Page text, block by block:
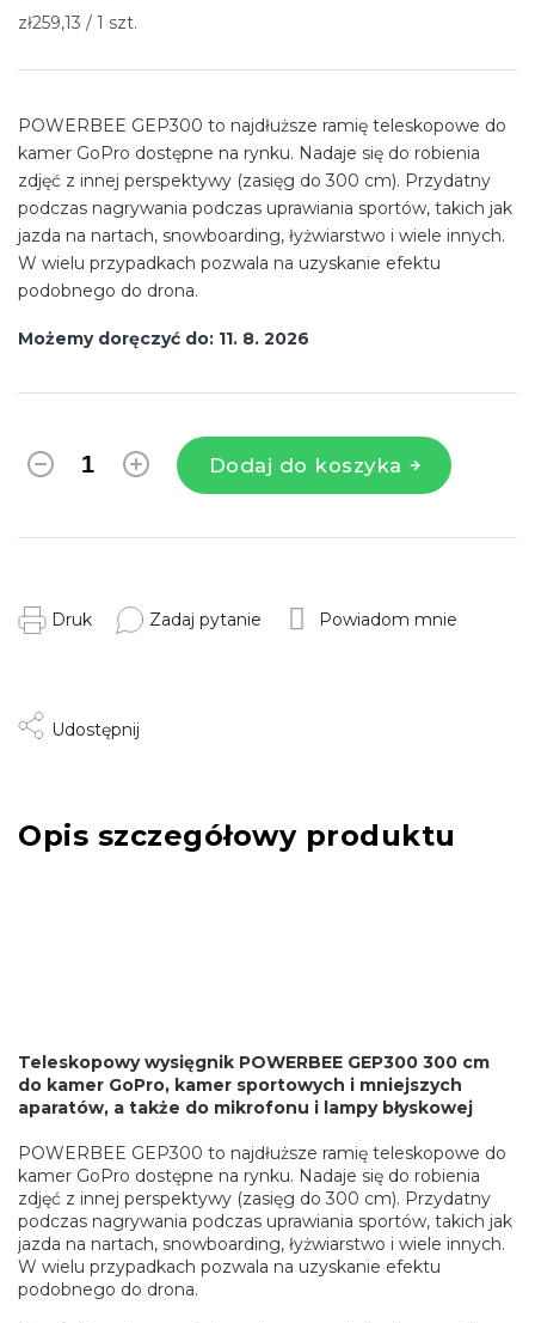
Cena
zł259,13 / 1 szt.
Możemy doręczyć do: 11. 8. 2026
Dodaj do koszyka
POWERBEE GEP300 to najdłuższe ramię teleskopowe do
kamer GoPro dostępne na rynku. Nadaje się do robienia
zdjęć z innej perspektywy (zasięg do 300 cm). Przydatny
podczas nagrywania podczas uprawiania sportów, takich jak
jazda na nartach, snowboarding, łyżwiarstwo i wiele innych.
W wielu przypadkach pozwala na uzyskanie efektu
podobnego do drona.
Druk Zadaj pytanie Powiadom mnie
Udostępnij
Opis szczegółowy produktu
Teleskopowy wysięgnik POWERBEE GEP300 300 cm
do kamer GoPro, kamer sportowych i mniejszych
aparatów, a także do mikrofonu i lampy błyskowej
POWERBEE GEP300 to najdłuższe ramię teleskopowe do
kamer GoPro dostępne na rynku. Nadaje się do robienia
zdjęć z innej perspektywy (zasięg do 300 cm). Przydatny
podczas nagrywania podczas uprawiania sportów, takich jak
jazda na nartach, snowboarding, łyżwiarstwo i wiele innych.
W wielu przypadkach pozwala na uzyskanie efektu
podobnego do drona.